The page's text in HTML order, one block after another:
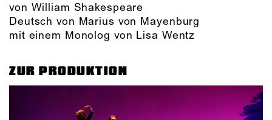
von William Shakespeare
Deutsch von Marius von Mayenburg
mit einem Monolog von Lisa Wentz
ZUR PRODUKTION